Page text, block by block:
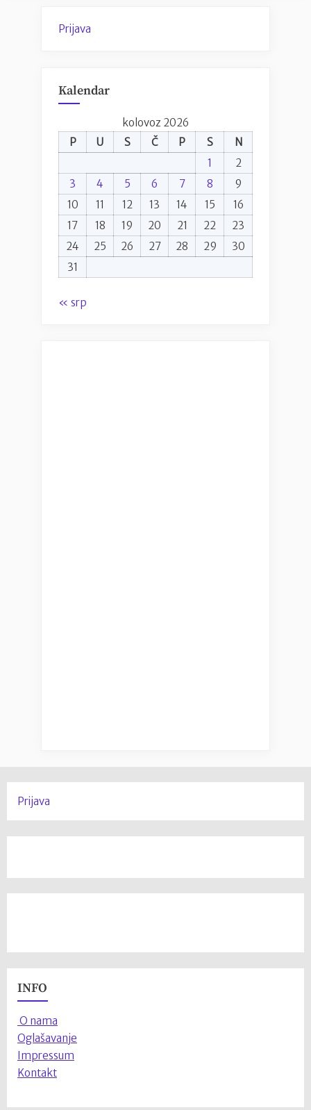
Prijava
Kalendar
kolovoz 2026
P
U S Č P S
N
1
2
3
4 5 6 7 8
9
10
11 12 13 14 15
16
17
18 19 20 21 22
23
24
25 26 27 28 29
30
31
« srp
Prijava
INFO
O nama
Oglašavanje
Impressum
Kontakt